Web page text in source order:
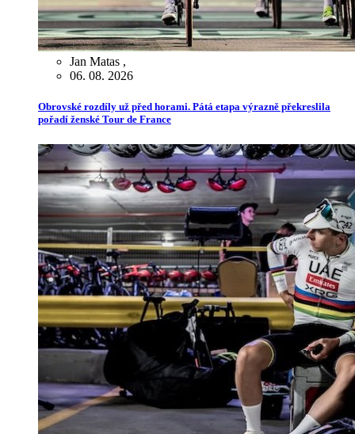
Jan Matas ,
06. 08. 2026
Obrovské rozdíly už před horami. Pátá etapa výrazně překreslila
pořadí ženské Tour de France